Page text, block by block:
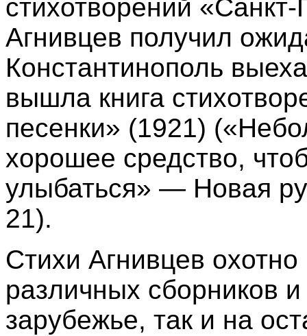
стихотворений
Агнивцев получил
Константинополь
вышла книга
песенки» (1921)
хорошее средство,
улыбаться» — Новая
21).
Стихи Агнивцев
различных сборников
зарубежье, так и на